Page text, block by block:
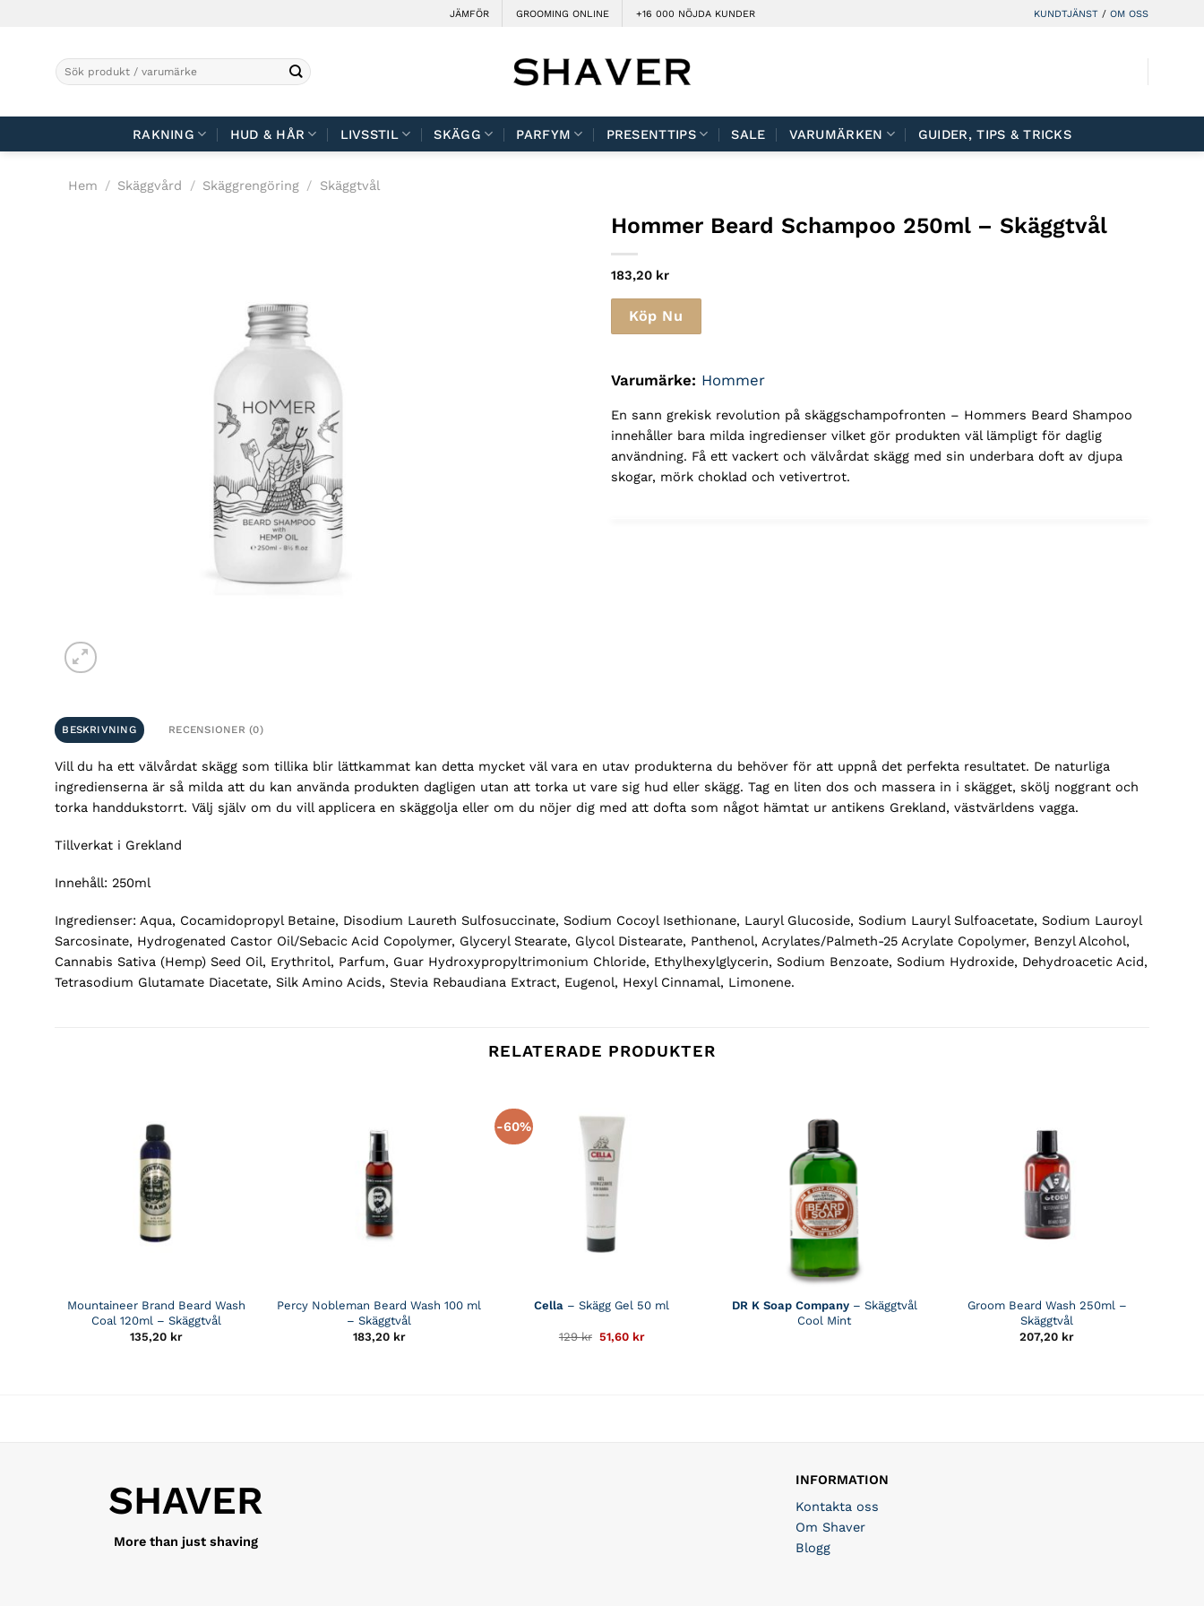
JÄMFÖR GROOMING ONLINE +16 000 NÖJDA KUNDER KUNDTJÄNST / OM OSS
Sök
efter:
RAKNING HUD & HÅR LIVSSTIL SKÄGG PARFYM PRESENTTIPS SALE VARUMÄRKEN GUIDER, TIPS & TRICKS
Hem / Skäggvård / Skäggrengöring / Skäggtvål
Hommer Beard Schampoo 250ml – Skäggtvål
183,20 kr
Köp Nu
Varumärke: Hommer
En sann grekisk revolution på skäggschampofronten – Hommers Beard Shampoo
innehåller bara milda ingredienser vilket gör produkten väl lämpligt för daglig
användning. Få ett vackert och välvårdat skägg med sin underbara doft av djupa
skogar, mörk choklad och vetivertrot.
BESKRIVNING RECENSIONER (0)
Vill du ha ett välvårdat skägg som tillika blir lättkammat kan detta mycket väl vara en utav produkterna du behöver för att uppnå det perfekta resultatet. De naturliga
ingredienserna är så milda att du kan använda produkten dagligen utan att torka ut vare sig hud eller skägg. Tag en liten dos och massera in i skägget, skölj noggrant och
torka handdukstorrt. Välj själv om du vill applicera en skäggolja eller om du nöjer dig med att dofta som något hämtat ur antikens Grekland, västvärldens vagga.
Tillverkat i Grekland
Innehåll: 250ml
Ingredienser: Aqua, Cocamidopropyl Betaine, Disodium Laureth Sulfosuccinate, Sodium Cocoyl Isethionane, Lauryl Glucoside, Sodium Lauryl Sulfoacetate, Sodium Lauroyl
Sarcosinate, Hydrogenated Castor Oil/Sebacic Acid Copolymer, Glyceryl Stearate, Glycol Distearate, Panthenol, Acrylates/Palmeth-25 Acrylate Copolymer, Benzyl Alcohol,
Cannabis Sativa (Hemp) Seed Oil, Erythritol, Parfum, Guar Hydroxypropyltrimonium Chloride, Ethylhexylglycerin, Sodium Benzoate, Sodium Hydroxide, Dehydroacetic Acid,
Tetrasodium Glutamate Diacetate, Silk Amino Acids, Stevia Rebaudiana Extract, Eugenol, Hexyl Cinnamal, Limonene.
RELATERADE PRODUKTER
Mountaineer Brand Beard Wash
Coal 120ml – Skäggtvål
135,20 kr
Percy Nobleman Beard Wash 100 ml
– Skäggtvål
183,20 kr
-60%
Cella – Skägg Gel 50 ml
129kr Det
51,60 krDet
DR K Soap Company– Skäggtvål
Cool Mint
Groom Beard Wash 250ml –
Skäggtvål
207,20 kr
SHAVER
More than just shaving
INFORMATION
Kontakta oss
Om Shaver
Blogg